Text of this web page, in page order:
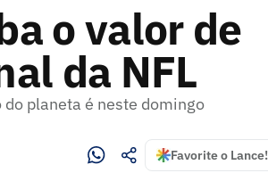
o valor de
da NFL
planeta é neste domingo
Favorite o